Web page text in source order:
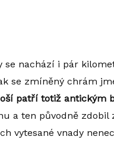
nachází i pár
se zmíněný chrám
patří totiž antickým
a ten původně zdobil
vytesané vnady